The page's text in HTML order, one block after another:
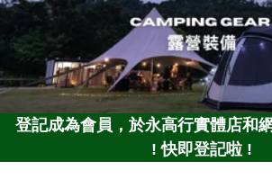
登記成為會員，於永高行實體店和
! 快即登記啦 !